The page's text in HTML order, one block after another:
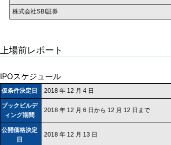
株式会社SBI証券
上場前レポート
IPOスケジュール
仮条件決定日 2018 年 12 月 4 日
ブックビルデ
ィング期間
2018 年 12 月 6 日から 12 月 12 日まで
公開価格決定
日
2018 年 12 月 13 日